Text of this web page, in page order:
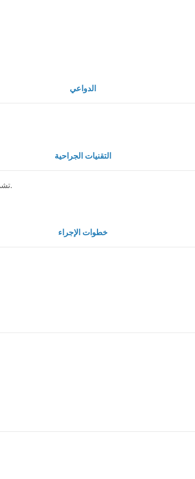
الدواعي
التقنيات الجراحية
تشمل إعادة خياطة الأنسجة أو إعادة البناء باستخدام الغشاء المخاطي.
خطوات الإجراء